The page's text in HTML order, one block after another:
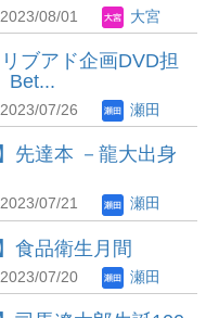
2023/08/01 大宮
ブアド企画DVD担
2023/07/26 瀬田
先達本 －龍大出身
2023/07/21 瀬田
食品衛生月間
2023/07/20 瀬田